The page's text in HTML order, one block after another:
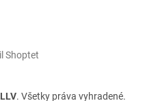
Shoptet
. Všetky práva vyhradené.